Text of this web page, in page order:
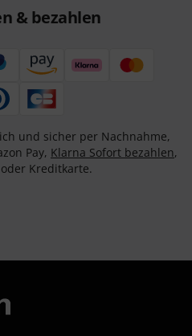
& bezahlen
und sicher per Nachnahme,
Pay, Klarna Sofort bezahlen,
oder Kreditkarte.